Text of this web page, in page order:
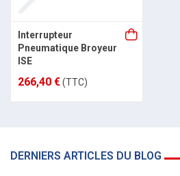
Interrupteur
Pneumatique Broyeur
ISE
266,40 €(TTC)
DERNIERS ARTICLES DU BLOG